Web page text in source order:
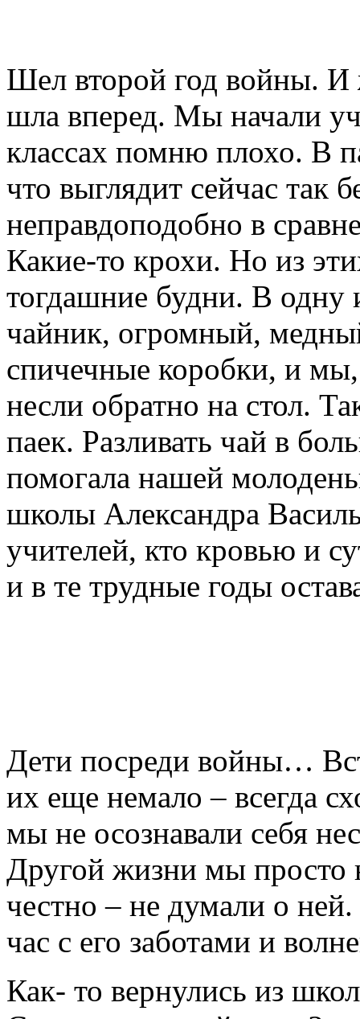
Шел второй год войны. И
шла вперед. Мы начали
классах помню плохо. В
что выглядит сейчас так
неправдоподобно в
Какие-то крохи. Но из
тогдашние будни. В одну
чайник, огромный,
спичечные коробки, и
несли обратно на стол.
паек. Разливать чай в
помогала нашей
школы Александра
учителей, кто кровью и
и в те трудные годы
Дети посреди войны…
их еще немало – всегда
мы не осознавали себя
Другой жизни мы просто
честно – не думали о
час с его заботами и
Как- то вернулись из